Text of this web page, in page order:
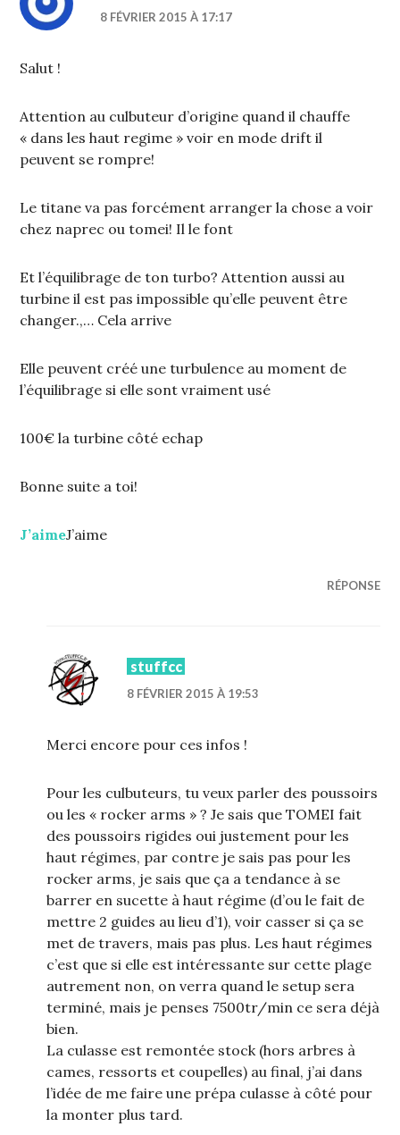
8 FÉVRIER 2015 À 17:17
Salut !
Attention au culbuteur d’origine quand il chauffe
« dans les haut regime » voir en mode drift il
peuvent se rompre!
Le titane va pas forcément arranger la chose a voir
chez naprec ou tomei! Il le font
Et l’équilibrage de ton turbo? Attention aussi au
turbine il est pas impossible qu’elle peuvent être
changer.,… Cela arrive
Elle peuvent créé une turbulence au moment de
l’équilibrage si elle sont vraiment usé
100€ la turbine côté echap
Bonne suite a toi!
J’aimeJ’aime
RÉPONSE
stuffcc
8 FÉVRIER 2015 À 19:53
Merci encore pour ces infos !
Pour les culbuteurs, tu veux parler des poussoirs
ou les « rocker arms » ? Je sais que TOMEI fait
des poussoirs rigides oui justement pour les
haut régimes, par contre je sais pas pour les
rocker arms, je sais que ça a tendance à se
barrer en sucette à haut régime (d’ou le fait de
mettre 2 guides au lieu d’1), voir casser si ça se
met de travers, mais pas plus. Les haut régimes
c’est que si elle est intéressante sur cette plage
autrement non, on verra quand le setup sera
terminé, mais je penses 7500tr/min ce sera déjà
bien.
La culasse est remontée stock (hors arbres à
cames, ressorts et coupelles) au final, j’ai dans
l’idée de me faire une prépa culasse à côté pour
la monter plus tard.